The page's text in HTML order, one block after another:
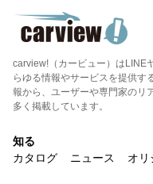
carview!（カービュー）はLINE
らゆる情報やサービスを提供す
報から、ユーザーや専門家のリ
多く掲載しています。
知る
カタログ
ニュース オリ